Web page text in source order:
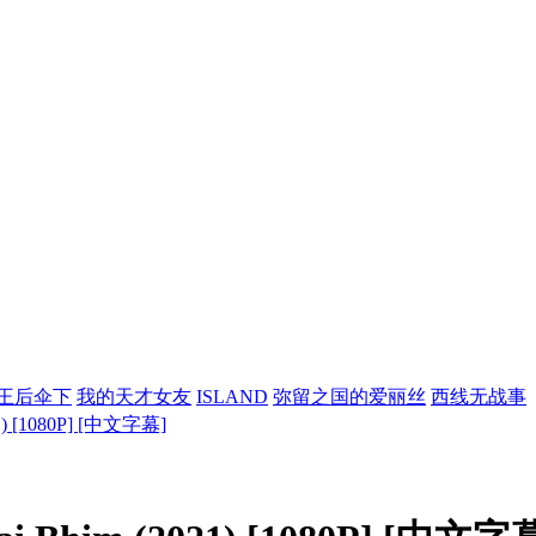
后伞下 我的天才女友 ISLAND 弥留之国的爱丽丝 西线无战事
[1080P] [中文字幕]